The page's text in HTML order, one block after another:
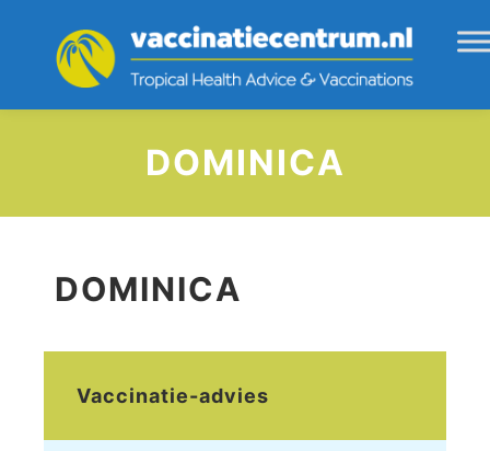
DOMINICA
DOMINICA
Vaccinatie-advies